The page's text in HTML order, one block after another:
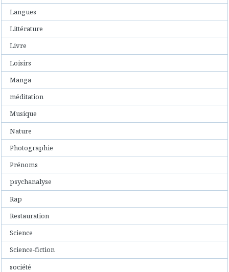
Langues
Littérature
Livre
Loisirs
Manga
méditation
Musique
Nature
Photographie
Prénoms
psychanalyse
Rap
Restauration
Science
Science-fiction
société